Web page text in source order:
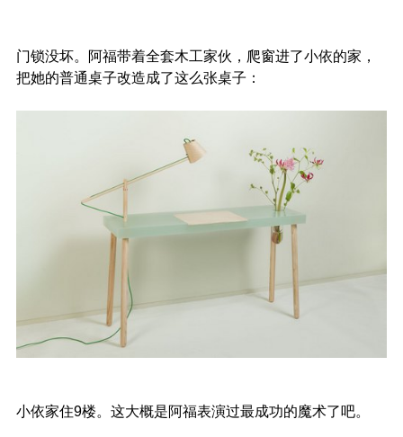
门锁没坏。阿福带着全套木工家伙，爬窗进了小依的家，
把她的普通桌子改造成了这么张桌子：
小依家住9楼。这大概是阿福表演过最成功的魔术了吧。